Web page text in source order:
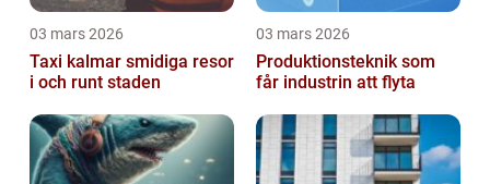
03 mars 2026
Taxi kalmar smidiga resor
i och runt staden
03 mars 2026
Produktionsteknik som
får industrin att flyta